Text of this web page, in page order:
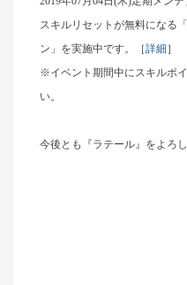
スキルリセットが無料になる
ン」を実施中です。［詳細 ］
※イベント期間中にスキルポ
い。
今後とも『ラテール』をよろ